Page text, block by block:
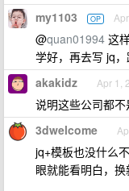
my1103 OP
@quan01994 这
学好，再去写 jq
akakidz Apr 1,
说明这些公司都
3dwelcome
jq+模板也没什么
眼就能看明白，换